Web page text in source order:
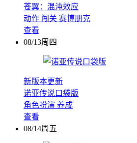
苍翼：混沌效应
动作 闯关 赛博朋克
查看
08/13周四
新版本更新
诺亚传说口袋版
角色扮演 养成
查看
08/14周五